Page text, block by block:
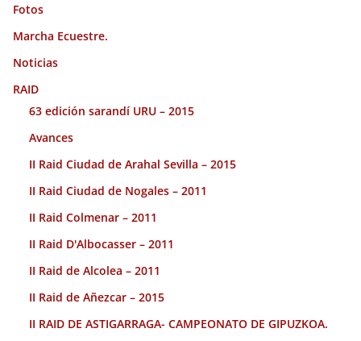
Fotos
Marcha Ecuestre.
Noticias
RAID
63 edición sarandí URU – 2015
Avances
II Raid Ciudad de Arahal Sevilla – 2015
II Raid Ciudad de Nogales – 2011
II Raid Colmenar – 2011
II Raid D'Albocasser – 2011
II Raid de Alcolea – 2011
II Raid de Añezcar – 2015
II RAID DE ASTIGARRAGA- CAMPEONATO DE GIPUZKOA.